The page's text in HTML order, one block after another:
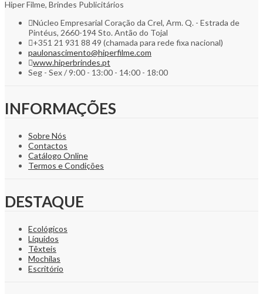
Hiper Filme, Brindes Publicitários
Núcleo Empresarial Coração da Crel, Arm. Q. - Estrada de
Pintéus, 2660-194 Sto. Antão do Tojal
+351 21 931 88 49 (chamada para rede fixa nacional)
paulonascimento@hiperfilme.com
www.hiperbrindes.pt
Seg - Sex / 9:00 - 13:00 - 14:00 - 18:00
INFORMAÇÕES
Sobre Nós
Contactos
Catálogo Online
Termos e Condições
DESTAQUE
Ecológicos
Líquidos
Têxteis
Mochilas
Escritório